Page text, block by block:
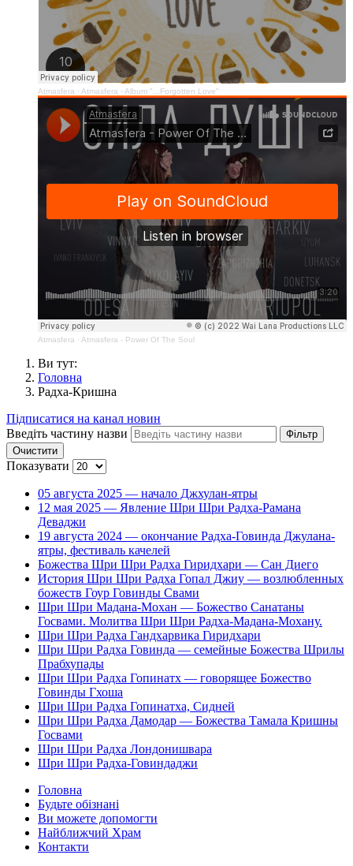
Atmasfera · Atmasfera - Album "...Forgotten Love"
Atmasfera · Atmasfera - Power Of The Soul
Ви тут:
Головна
Радха-Кришна
Підписатися на канал новин
Введіть частину назви
Фільтр
Очистити
Показувати
05 августа 2025 — начало Джхулан-ятры
12 мая 2025 — Явление Шри Шри Радха-Рамана
Деваджи
19 августа 2024 — окончание Радха-Говинда Джулана-
ятры, фестиваль качелей
Божества Шри Шри Радха Гиридхари — Сан Диего
История Шри Шри Радха Гопал Джиу — возлюбленных
божеств Гоур Говинды Свами
Шри Шри Мадана-Мохан — Божество Санатаны
Госвами. Молитва Шри Шри Радха-Мадана-Мохану.
Шри Шри Радха Гандхарвика Гиридхари
Шри Шри Радха Говинда — семейные Божества Шрилы
Прабхупады
Шри Шри Радха Гопинатх — говорящее Божество
Говинды Гхоша
Шри Шри Радха Гопинатха, Сидней
Шри Шри Радха Дамодар — Божества Тамала Кришны
Госвами
Шри Шри Радха Лондонишвара
Шри Шри Радха-Говиндаджи
Головна
Будьте обізнані
Ви можете допомогти
Найближчий Храм
Контакти